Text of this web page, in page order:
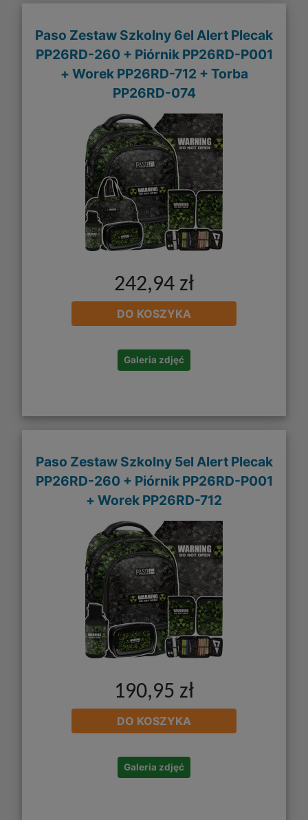
Paso Zestaw Szkolny 6el Alert Plecak
PP26RD-260 + Piórnik PP26RD-P001
+ Worek PP26RD-712 + Torba
PP26RD-074
242,94 zł
DO KOSZYKA
Galeria zdjęć
Paso Zestaw Szkolny 5el Alert Plecak
PP26RD-260 + Piórnik PP26RD-P001
+ Worek PP26RD-712
190,95 zł
DO KOSZYKA
Galeria zdjęć